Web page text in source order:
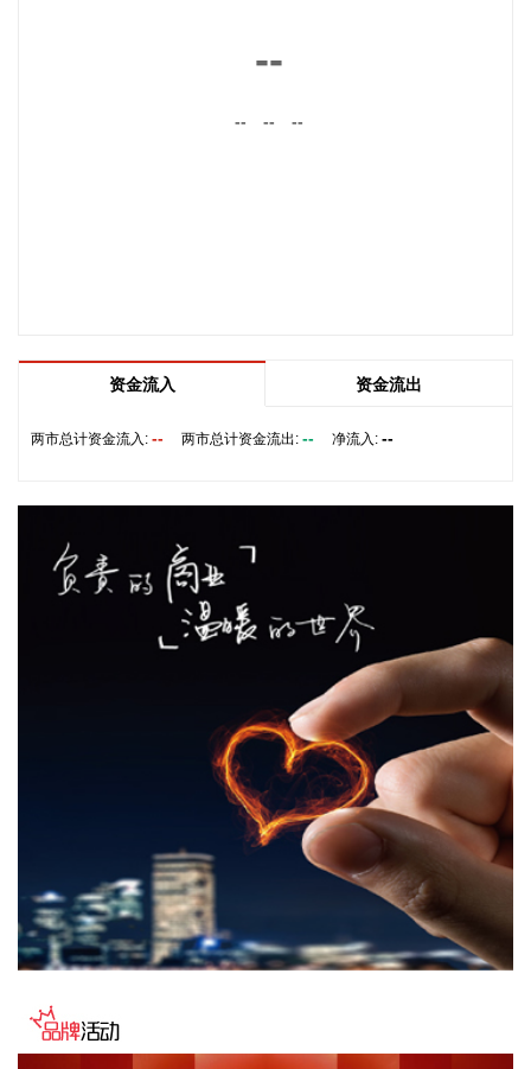
一代信息技术、高端装备、新材料、新能源、生物医药及新消
（北纬62.35度，西经152.25度）发生5.2级地震，震源深度10
据湖北日报，8月7日，湖北省首家宇树科技产业学院在长江工
程职业技术学院成立。据悉，“宇树科技产业学院”由宇树科技
股份有限公司与长江工程职业技术学院共建，实行“企业专家任
院长、校内教授任执行副院长”双院长制管理架构，聚焦机器人
调试、运维、技术支持等市场紧缺岗位，精准培育紧缺人才。
路透社7日援引一名美国官员的话报道称，伊朗与阿曼围绕霍
尔木兹海峡的谈判“有进展”，“预计很快达成协议”。 这名官员
说，一旦协议达成，霍尔木兹海峡恢复商业航运，美国将解除
对伊海上封锁。这名官员同时重申，美方行动将继续基于伊朗
履行承诺的实际情况。
2026-08-08 12:34:13
据中国铁建，8月8日，由铁建投资作为联合体牵头人投资建
设，铁五院勘察设计，中铁十四局、中铁二十四局、中铁建
设、中国铁建电气化局等单位参建的杭州经绍兴至台州高铁温
岭至玉环段（简称杭台高铁温玉段）正式开通运营，玉环从不
通铁路直接迈入高铁时代，杭州至玉环最快1小时47分高铁直
--
-- -- --
资金流入 资金流出
两市总计资金流入: -- 两市总计资金流出: -- 净流入: --